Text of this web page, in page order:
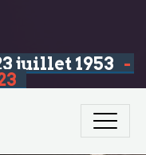
juillet 1953 -